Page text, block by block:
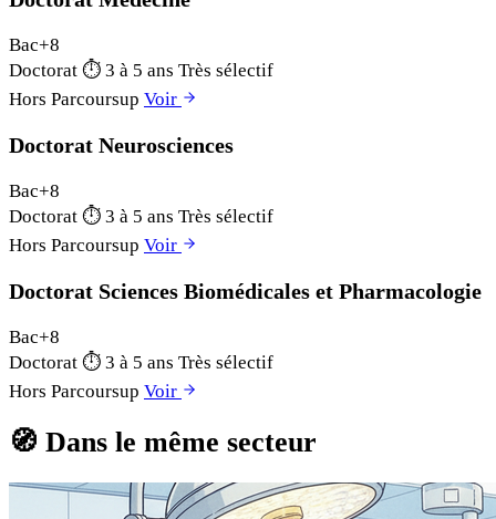
Bac+8
Doctorat ⏱ 3 à 5 ans Très sélectif
Hors Parcoursup Voir
Doctorat Neurosciences
Bac+8
Doctorat ⏱ 3 à 5 ans Très sélectif
Hors Parcoursup Voir
Doctorat Sciences Biomédicales et Pharmacologie
Bac+8
Doctorat ⏱ 3 à 5 ans Très sélectif
Hors Parcoursup Voir
🧭 Dans le même secteur